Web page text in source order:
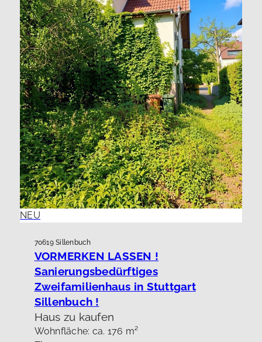
NEU
70619 Sillenbuch
VORMERKEN LASSEN !
Sanierungsbedürftiges
Zweifamilienhaus in Stuttgart
Sillenbuch !
Haus zu kaufen
Wohnfläche: ca. 176 m²